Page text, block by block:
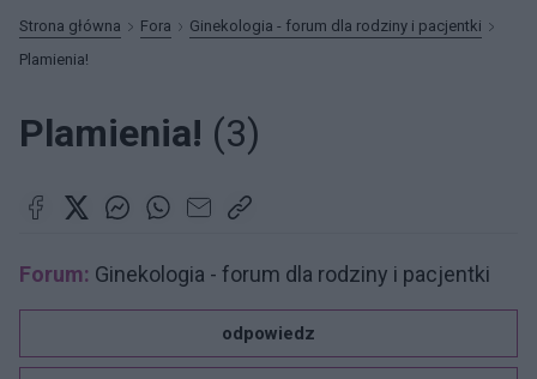
Strona główna Fora
Ginekologia - forum dla rodziny i pacjentki
Plamienia!
Plamienia! (3)
Forum: Ginekologia - forum dla rodziny i pacjentki
odpowiedz